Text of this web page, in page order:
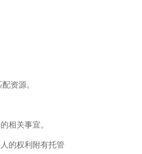
资源。
相关事宜。
的权利附有托管